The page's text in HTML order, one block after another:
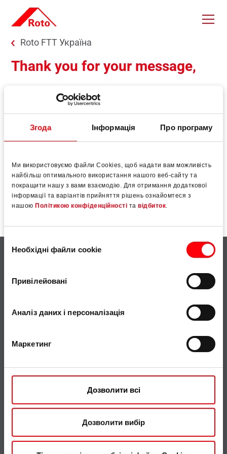
Згода Інформація Про програму
Ми використовуємо файли Cookies, щоб надати вам можливість
найбільш оптимального використання нашого веб-сайту та
покращити нашу з вами взаємодію. Для отримання додаткової
інформації та варіантів прийняття рішень ознайомтеся з
нашою Політикою конфіденційності та відбиток
Вибір
згоди
Необхідні файли cookie
Привілейовані
Аналіз даних і персоналізація
Маркетинг
Дозволити всі
Дозволити вибір
Skip to main content
You are here:
Roto FTT Україна
Thank you for your message,
immediately.
You will get a response as soon as possible.
With kind regards
Roto Window and Door Technology
Back to previous page
Фільтри
Сталий розвиток
Certificates and declarations
Whistleblowing system